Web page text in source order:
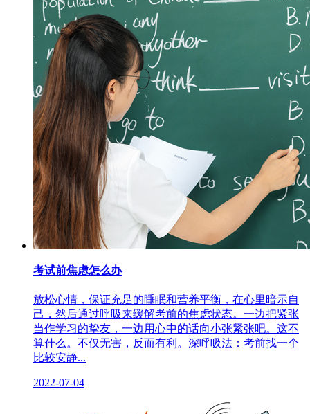
考试前焦虑怎么办
放松心情，保证充足的睡眠和营养平衡，在心里暗示自
己，然后通过呼吸来缓解考前的焦虑状态。一边把紧张
当作学习的挚友，一边用心中的话向小张紧张吧。这不
算什么。不仅无害，反而有利。深呼吸法：考前找一个
比较安静...
2022-07-04